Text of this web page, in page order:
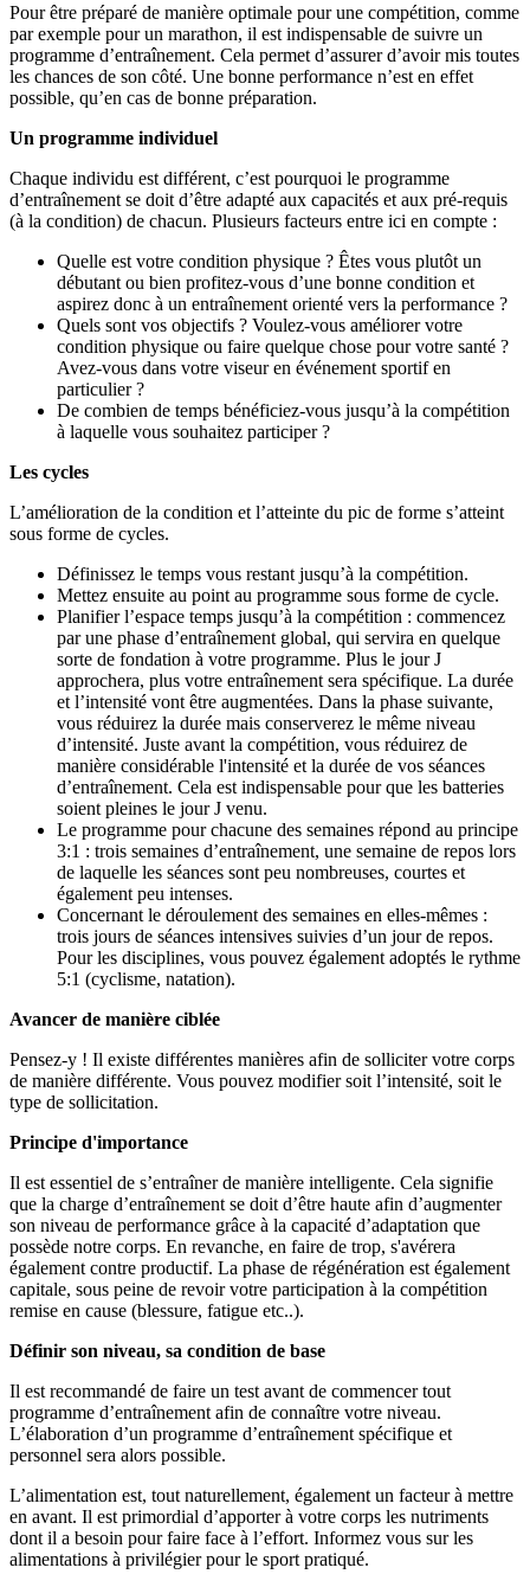
Pour être préparé de manière optimale pour une compétition, comme
par exemple pour un marathon, il est indispensable de suivre un
programme d’entraînement. Cela permet d’assurer d’avoir mis toutes
les chances de son côté. Une bonne performance n’est en effet
possible, qu’en cas de bonne préparation.
Un programme individuel
Chaque individu est différent, c’est pourquoi le programme
d’entraînement se doit d’être adapté aux capacités et aux pré-requis
(à la condition) de chacun. Plusieurs facteurs entre ici en compte :
Quelle est votre condition physique ? Êtes vous plutôt un
débutant ou bien profitez-vous d’une bonne condition et
aspirez donc à un entraînement orienté vers la performance ?
Quels sont vos objectifs ? Voulez-vous améliorer votre
condition physique ou faire quelque chose pour votre santé ?
Avez-vous dans votre viseur en événement sportif en
particulier ?
De combien de temps bénéficiez-vous jusqu’à la compétition
à laquelle vous souhaitez participer ?
Les cycles
L’amélioration de la condition et l’atteinte du pic de forme s’atteint
sous forme de cycles.
Définissez le temps vous restant jusqu’à la compétition.
Mettez ensuite au point au programme sous forme de cycle.
Planifier l’espace temps jusqu’à la compétition : commencez
par une phase d’entraînement global, qui servira en quelque
sorte de fondation à votre programme. Plus le jour J
approchera, plus votre entraînement sera spécifique. La durée
et l’intensité vont être augmentées. Dans la phase suivante,
vous réduirez la durée mais conserverez le même niveau
d’intensité. Juste avant la compétition, vous réduirez de
manière considérable l'intensité et la durée de vos séances
d’entraînement. Cela est indispensable pour que les batteries
soient pleines le jour J venu.
Le programme pour chacune des semaines répond au principe
3:1 : trois semaines d’entraînement, une semaine de repos lors
de laquelle les séances sont peu nombreuses, courtes et
également peu intenses.
Concernant le déroulement des semaines en elles-mêmes :
trois jours de séances intensives suivies d’un jour de repos.
Pour les disciplines, vous pouvez également adoptés le rythme
5:1 (cyclisme, natation).
Avancer de manière ciblée
Pensez-y ! Il existe différentes manières afin de solliciter votre corps
de manière différente. Vous pouvez modifier soit l’intensité, soit le
type de sollicitation.
Principe d'importance
Il est essentiel de s’entraîner de manière intelligente. Cela signifie
que la charge d’entraînement se doit d’être haute afin d’augmenter
son niveau de performance grâce à la capacité d’adaptation que
possède notre corps. En revanche, en faire de trop, s'avérera
également contre productif. La phase de régénération est également
capitale, sous peine de revoir votre participation à la compétition
remise en cause (blessure, fatigue etc..).
Définir son niveau, sa condition de base
Il est recommandé de faire un test avant de commencer tout
programme d’entraînement afin de connaître votre niveau.
L’élaboration d’un programme d’entraînement spécifique et
personnel sera alors possible.
L’alimentation est, tout naturellement, également un facteur à mettre
en avant. Il est primordial d’apporter à votre corps les nutriments
dont il a besoin pour faire face à l’effort. Informez vous sur les
alimentations à privilégier pour le sport pratiqué.